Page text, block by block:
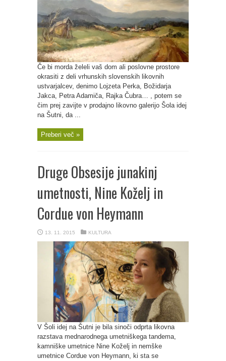
Če bi morda želeli vaš dom ali poslovne prostore
okrasiti z deli vrhunskih slovenskih likovnih
ustvarjalcev, denimo Lojzeta Perka, Božidarja
Jakca, Petra Adamiča, Rajka Čubra… , potem se
čim prej zavijte v prodajno likovno galerijo Šola idej
na Šutni, da ...
Preberi več »
Druge Obsesije junakinj
umetnosti, Nine Koželj in
Cordue von Heymann
13. 11. 2015 KULTURA
V Šoli idej na Šutni je bila sinoči odprta likovna
razstava mednarodnega umetniškega tandema,
kamniške umetnice Nine Koželj in nemške
umetnice Cordue von Heymann, ki sta se